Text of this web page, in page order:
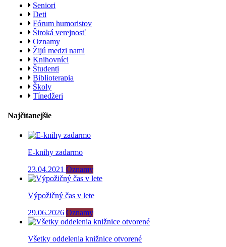
Seniori
Deti
Fórum humoristov
Široká verejnosť
Oznamy
Žijú medzi nami
Knihovníci
Študenti
Biblioterapia
Školy
Tínedžeri
Najčítanejšie
E-knihy zadarmo
23.04.2021 Oznamy
Výpožičný čas v lete
29.06.2026 Oznamy
Všetky oddelenia knižnice otvorené